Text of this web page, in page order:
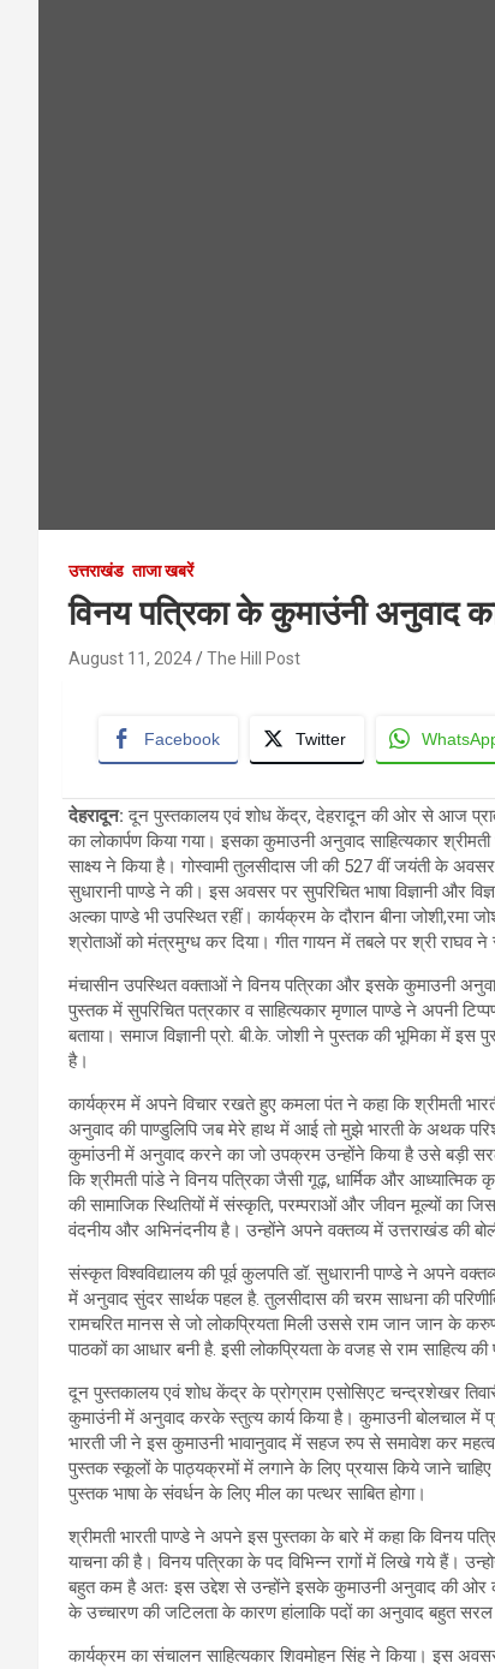
उत्तराखंड ताजा खबरें
विनय पत्रिका के कुमाउंनी अनुवाद
August 11, 2024 The Hill Post
Facebook Twitter
देहरादून:दून पुस्तकालय एवं शोध केंद्र, देहरादून की ओर से आज
का लोकार्पण किया गया। इसका कुमाउनी अनुवाद साहित्यकार
साक्ष्य ने किया है। गोस्वामी तुलसीदास जी की 527 वीं जयंती के
सुधारानी पाण्डे ने की। इस अवसर पर सुपरिचित भाषा विज्ञानी और
अल्का पाण्डे भी उपस्थित रहीं। कार्यक्रम के दौरान बीना
श्रोताओं को मंत्रमुग्ध कर दिया। गीत गायन में तबले पर श्री राघव ने
मंचासीन उपस्थित वक्ताओं ने विनय पत्रिका और इसके कुमाउनी
पुस्तक में सुपरिचित पत्रकार व साहित्यकार मृणाल पाण्डे ने अपनी
बताया। समाज विज्ञानी प्रो. बी.के. जोशी ने पुस्तक की भूमिका में इस
है।
कार्यक्रम में अपने विचार रखते हुए कमला पंत ने कहा कि श्रीमती
अनुवाद की पाण्डुलिपि जब मेरे हाथ में आई तो मुझे भारती के अथक
कुमांउनी में अनुवाद करने का जो उपक्रम उन्होंने किया है उसे बड़ी
कि श्रीमती पांडे ने विनय पत्रिका जैसी गूढ़, धार्मिक और
की सामाजिक स्थितियों में संस्कृति, परम्पराओं और जीवन मूल्यों का
वंदनीय और अभिनंदनीय है। उन्होंने अपने वक्तव्य में उत्तराखंड की
संस्कृत विश्वविद्यालय की पूर्व कुलपति डॉ. सुधारानी पाण्डे ने अपने
में अनुवाद सुंदर सार्थक पहल है. तुलसीदास की चरम साधना की
रामचरित मानस से जो लोकप्रियता मिली उससे राम जान जान के
पाठकों का आधार बनी है. इसी लोकप्रियता के वजह से राम साहित्य
दून पुस्तकालय एवं शोध केंद्र के प्रोग्राम एसोसिएट चन्द्रशेखर
कुमाउंनी में अनुवाद करके स्तुत्य कार्य किया है। कुमाउनी बोलचाल
भारती जी ने इस कुमाउनी भावानुवाद में सहज रुप से समावेश कर
पुस्तक स्कूलों के पाठ्यक्रमों में लगाने के लिए प्रयास किये जाने
पुस्तक भाषा के संवर्धन के लिए मील का पत्थर साबित होगा।
श्रीमती भारती पाण्डे ने अपने इस पुस्तका के बारे में कहा कि विनय
याचना की है। विनय पत्रिका के पद विभिन्न रागों में लिखे गये हैं।
बहुत कम है अतः इस उद्देश से उन्होंने इसके कुमाउनी अनुवाद की ओर
के उच्चारण की जटिलता के कारण हांलाकि पदों का अनुवाद बहुत
कार्यक्रम का संचालन साहित्यकार शिवमोहन सिंह ने किया। इस अवसर